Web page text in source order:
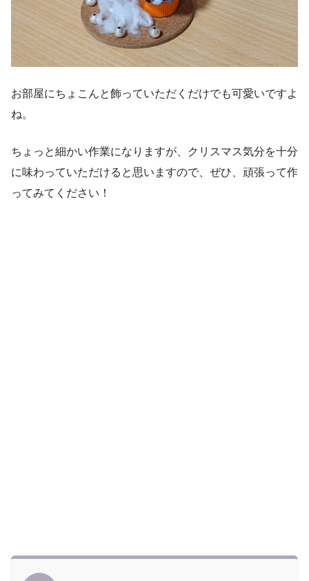
お部屋にちょこんと飾っていただくだけでも可愛いですよ
ね。
ちょっと細かい作業になりますが、クリスマス気分を十分
に味わっていただけると思いますので、ぜひ、頑張って作
ってみてください！